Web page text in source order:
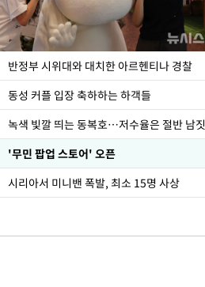
반정부 시위대와 대치한 아르헨티나 경찰
동성 커플 입장 축하하는 하객들
녹색 빛깔 띄는 동복호…저수율은 절반 남짓
'무민 팝업 스토어' 오픈
시리아서 미니밴 폭발, 최소 15명 사상